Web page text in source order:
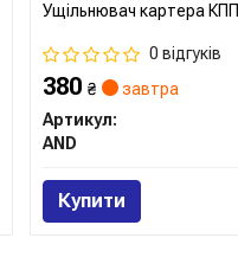
Ущiльнювач картера КПП
0 відгуків
380₴
завтра
Артикул:
AND
Купити